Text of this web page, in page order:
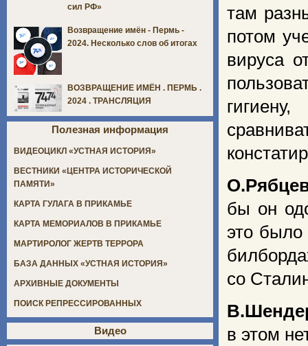
там
потом
вируса
бы он
это
со
в этом
сил РФ»
Возвращение имён - Пермь -
2024. Несколько слов об итогах
ВОЗВРАЩЕНИЕ ИМЁН . ПЕРМЬ .
2024 . ТРАНСЛЯЦИЯ
Полезная информация
ВИДЕОЦИКЛ «УСТНАЯ ИСТОРИЯ»
ВЕСТНИКИ «ЦЕНТРА ИСТОРИЧЕСКОЙ
ПАМЯТИ»
КАРТА ГУЛАГА В ПРИКАМЬЕ
КАРТА МЕМОРИАЛОВ В ПРИКАМЬЕ
МАРТИРОЛОГ ЖЕРТВ ТЕРРОРА
БАЗА ДАННЫХ «УСТНАЯ ИСТОРИЯ»
АРХИВНЫЕ ДОКУМЕНТЫ
ПОИСК РЕПРЕССИРОВАННЫХ
Видео